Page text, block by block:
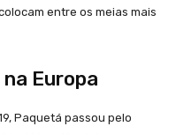
entre os meias mais
Europa
Paquetá passou pelo